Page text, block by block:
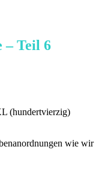
– Teil 6
(hundertvierzig)
wie wir